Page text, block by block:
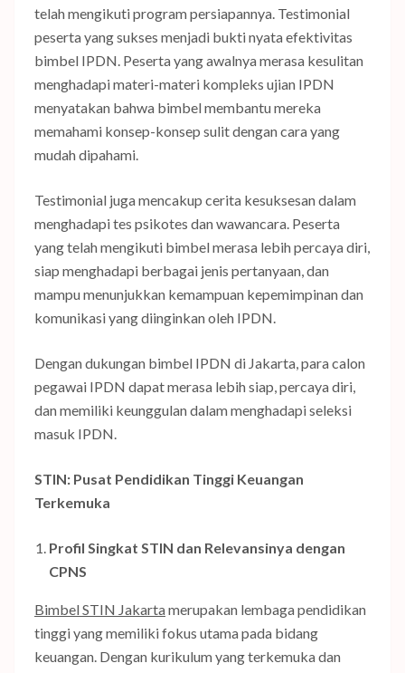
telah mengikuti program persiapannya. Testimonial
peserta yang sukses menjadi bukti nyata efektivitas
bimbel IPDN. Peserta yang awalnya merasa kesulitan
menghadapi materi-materi kompleks ujian IPDN
menyatakan bahwa bimbel membantu mereka
memahami konsep-konsep sulit dengan cara yang
mudah dipahami.
Testimonial juga mencakup cerita kesuksesan dalam
menghadapi tes psikotes dan wawancara. Peserta
yang telah mengikuti bimbel merasa lebih percaya diri,
siap menghadapi berbagai jenis pertanyaan, dan
mampu menunjukkan kemampuan kepemimpinan dan
komunikasi yang diinginkan oleh IPDN.
Dengan dukungan bimbel IPDN di Jakarta, para calon
pegawai IPDN dapat merasa lebih siap, percaya diri,
dan memiliki keunggulan dalam menghadapi seleksi
masuk IPDN.
STIN: Pusat Pendidikan Tinggi Keuangan
Terkemuka
Profil Singkat STIN dan Relevansinya dengan
CPNS
Bimbel STIN Jakartamerupakan lembaga pendidikan
tinggi yang memiliki fokus utama pada bidang
keuangan. Dengan kurikulum yang terkemuka dan